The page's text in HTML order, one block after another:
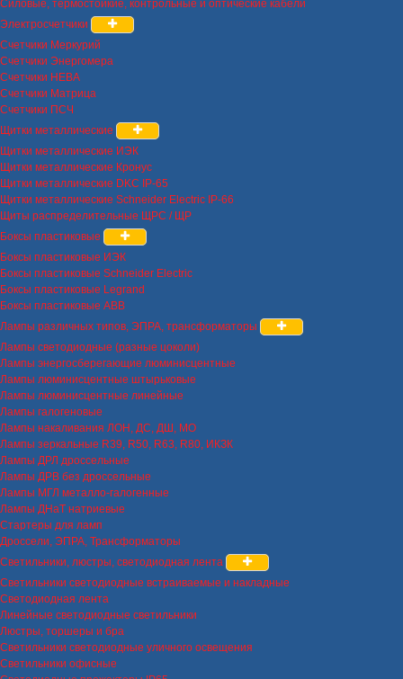
Силовые, термостойкие, контрольные и оптические кабели
Электросчетчики
Счетчики Меркурий
Счетчики Энергомера
Счетчики НЕВА
Счетчики Матрица
Счетчики ПСЧ
Щитки металлические
Щитки металлические ИЭК
Щитки металлические Кронус
Щитки металлические DKC IP-65
Щитки металлические Schneider Electric IP-66
Щиты распределительные ЩРС / ЩР
Боксы пластиковые
Боксы пластиковые ИЭК
Боксы пластиковые Schneider Electric
Боксы пластиковые Legrand
Боксы пластиковые ABB
Лампы различных типов, ЭПРА, трансформаторы
Лампы светодиодные (разные цоколи)
Лампы энергосберегающие люминисцентные
Лампы люминисцентные штырьковые
Лампы люминисцентные линейные
Лампы галогеновые
Лампы накаливания ЛОН, ДС, ДШ, МО
Лампы зеркальные R39, R50, R63, R80, ИКЗК
Лампы ДРЛ дроссельные
Лампы ДРВ без дроссельные
Лампы МГЛ металло-галогенные
Лампы ДНаТ натриевые
Стартеры для ламп
Дроссели, ЭПРА, Трансформаторы
Светильники, люстры, светодиодная лента
Светильники светодиодные встраиваемые и накладные
Светодиодная лента
Линейные светодиодные светильники
Люстры, торшеры и бра
Светильники светодиодные уличного освещения
Светильники офисные